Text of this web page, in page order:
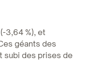
3,64 %), et
géants des
subi des prises de